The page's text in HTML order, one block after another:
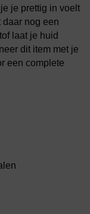
je prettig in voelt
daar nog een
laat je huid
dit item met je
een complete